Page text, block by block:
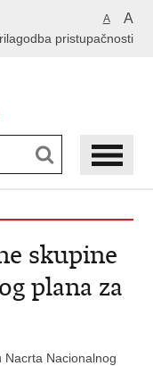
A A
pristupačnosti
skupine
plana za
Nacrta Nacionalnog